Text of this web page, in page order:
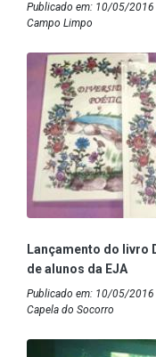
Publicado em: 10/05/2016
Campo Limpo
Lançamento do livro
de alunos da EJA
Publicado em: 10/05/2016
Capela do Socorro